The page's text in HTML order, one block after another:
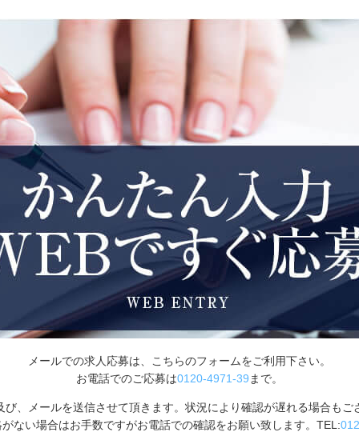
メールでの求人応募は、こちらのフォームをご利用下さい。
お電話でのご応募は0120-4971-39 まで。
、メールを送信させて頂きます。状況により確認が遅れる場合もご
ない場合はお手数ですがお電話での確認をお願い致します。TEL: